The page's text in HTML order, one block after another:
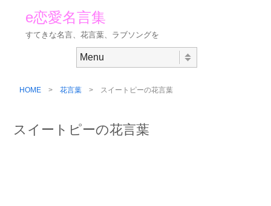
e恋愛名言集
すてきな名言、花言葉、ラブソングを
HOME > 花言葉 > スイートピーの花言葉
スイートピーの花言葉